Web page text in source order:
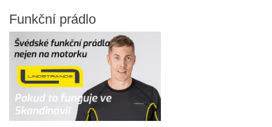
Funkční prádlo